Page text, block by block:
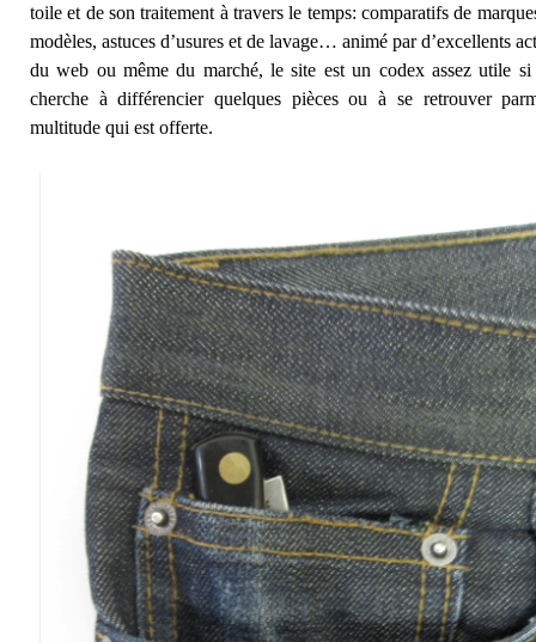
toile et de son traitement à travers le temps: comparatifs de
modèles, astuces d’usures et de lavage… animé par d’excellents
du web ou même du marché, le site est un codex assez utile si
cherche à différencier quelques pièces ou à se retrouver
multitude qui est offerte.